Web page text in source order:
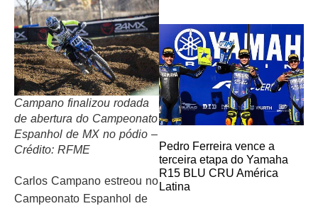
Campano finalizou rodada
de abertura do Campeonato
Espanhol de MX no pódio –
Crédito: RFME
Carlos Campano estreou no
Campeonato Espanhol de
Pedro Ferreira vence a
terceira etapa do Yamaha
R15 BLU CRU América
Latina